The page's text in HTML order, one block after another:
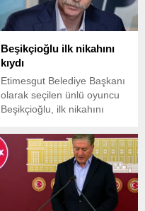
Beşikçioğlu ilk nikahını
kıydı
Etimesgut Belediye Başkanı
olarak seçilen ünlü oyuncu
Beşikçioğlu, ilk nikahını